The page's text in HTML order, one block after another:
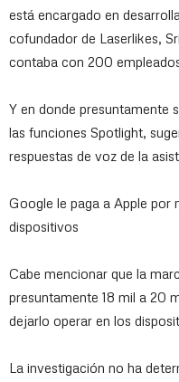
está encargado en
cofundador de Laserlikes,
contaba con 200
Y en donde presuntamente
las funciones Spotlight,
respuestas de voz de la
Google le paga a Apple por
dispositivos
Cabe mencionar que la
presuntamente 18 mil a 20
dejarlo operar en los
La investigación no ha